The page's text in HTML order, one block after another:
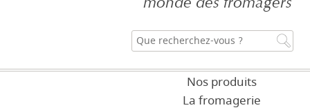
Nos produits
La fromagerie